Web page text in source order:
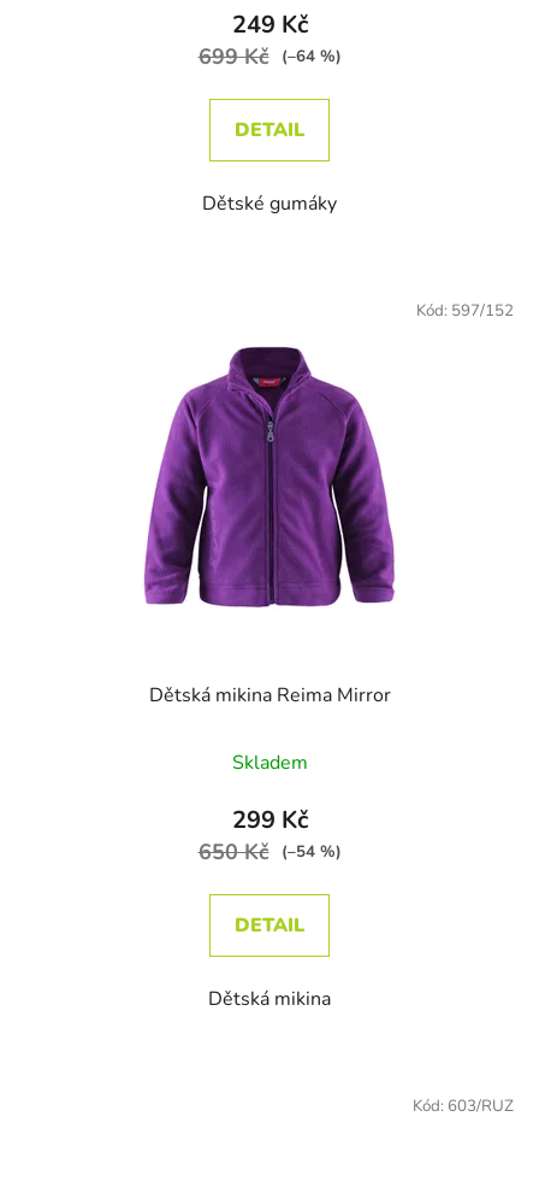
249 Kč
699 Kč (–64 %)
DETAIL
Dětské gumáky
Dětská mikina Reima Mirror
Skladem
299 Kč
650 Kč (–54 %)
DETAIL
Dětská mikina
Kód: 597/152
Kód: 603/RUZ